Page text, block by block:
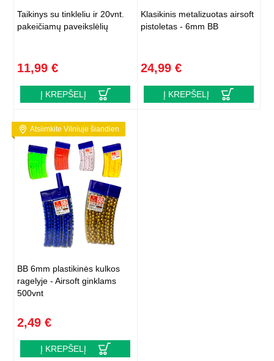
Taikinys su tinkleliu ir 20vnt.
pakeičiamų paveikslėlių
11,99 €
Į KREPŠELĮ
Klasikinis metalizuotas airsoft
pistoletas - 6mm BB
24,99 €
Į KREPŠELĮ
Atsiimkite Vilniuje šiandien
BB 6mm plastikinės kulkos
ragelyje - Airsoft ginklams
500vnt
2,49 €
Į KREPŠELĮ